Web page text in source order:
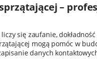
–
się zaufanie,
mogą pomóc w
danych